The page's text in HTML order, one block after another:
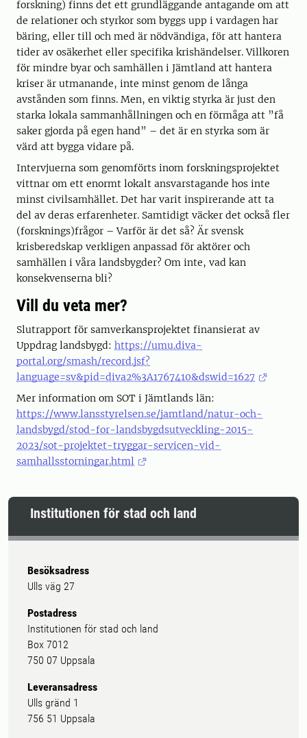
forskning) finns det ett grundläggande antagande om att
de relationer och styrkor som byggs upp i vardagen har
bäring, eller till och med är nödvändiga, för att hantera
tider av osäkerhet eller specifika krishändelser. Villkoren
för mindre byar och samhällen i Jämtland att hantera
kriser är utmanande, inte minst genom de långa
avstånden som finns. Men, en viktig styrka är just den
starka lokala sammanhållningen och en förmåga att ”få
saker gjorda på egen hand” – det är en styrka som är
värd att bygga vidare på.
Intervjuerna som genomförts inom forskningsprojektet
vittnar om ett enormt lokalt ansvarstagande hos inte
minst civilsamhället. Det har varit inspirerande att ta
del av deras erfarenheter. Samtidigt väcker det också fler
(forsknings)frågor – Varför är det så? Är svensk
krisberedskap verkligen anpassad för aktörer och
samhällen i våra landsbygder? Om inte, vad kan
konsekvenserna bli?
Vill du veta mer?
Slutrapport för samverkansprojektet finansierat av
Uppdrag landsbygd: https://umu.diva-
portal.org/smash/record.jsf?
language=sv&pid=diva2%3A1767410&dswid=1627
Mer information om SOT i Jämtlands län:
https://www.lansstyrelsen.se/jamtland/natur-och-
landsbygd/stod-for-landsbygdsutveckling-2015-
2023/sot-projektet-tryggar-servicen-vid-
samhallsstorningar.html
Institutionen för stad och land
Besöksadress
Ulls väg 27
Postadress
Institutionen för stad och land
Box 7012
750 07 Uppsala
Leveransadress
Ulls gränd 1
756 51 Uppsala